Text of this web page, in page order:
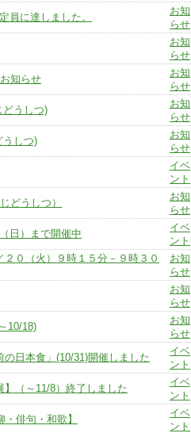
員に達しました。
お知
らせ
お知
らせ
知らせ
お知
らせ
どうしつ)
お知
らせ
うしつ)
お知
らせ
イベ
ント
どうしつ）
お知
らせ
日）まで開催中
イベ
ント
０（火）９時１５分－９時３０
お知
らせ
お知
らせ
10/18)
お知
らせ
日本食」(10/31)開催しました
イベ
ント
】（～11/8）終了しました
イベ
ント
俳句・和歌】
イベ
ント